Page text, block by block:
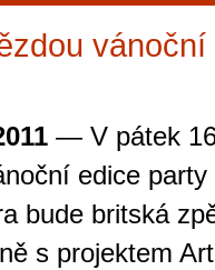
— V pátek
edice
bude britská
s projektem
Průvodce
Brno je
zajímavé
restaurace,
kde si